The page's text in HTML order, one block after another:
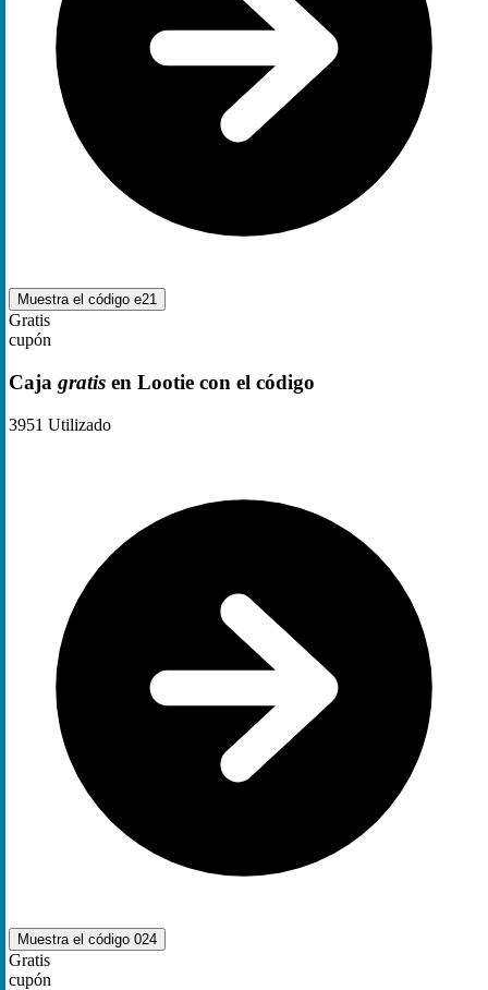
Muestra el código e21
Gratis
cupón
Caja gratis en Lootie con el código
3951 Utilizado
Muestra el código 024
Gratis
cupón